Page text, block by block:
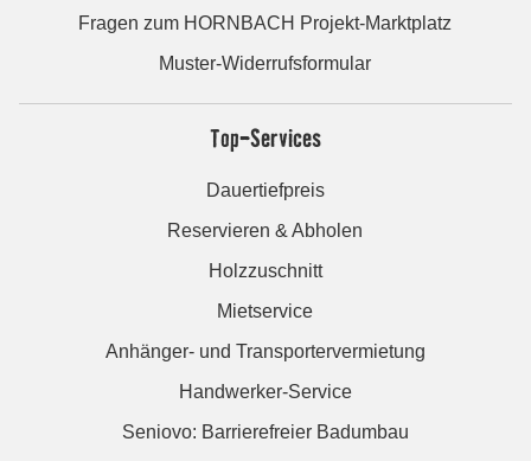
Fragen zum HORNBACH Projekt-Marktplatz
Muster-Widerrufsformular
Top-Services
Dauertiefpreis
Reservieren & Abholen
Holzzuschnitt
Mietservice
Anhänger- und Transportervermietung
Handwerker-Service
Seniovo: Barrierefreier Badumbau